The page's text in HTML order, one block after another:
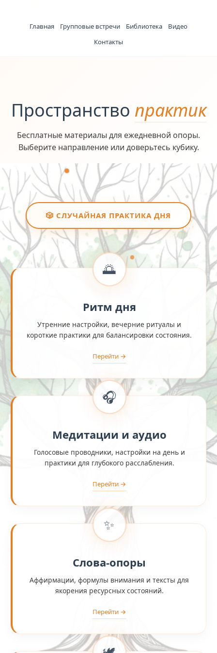
Главная Групповые встречи Библиотека
Видео
Контакты
Пространство практик
Бесплатные материалы для ежедневной опоры.
Выберите направление или доверьтесь кубику.
🎲 СЛУЧАЙНАЯ ПРАКТИКА ДНЯ
🌅
Ритм дня
Утренние настройки, вечерние ритуалы и
короткие практики для балансировки состояния.
Перейти →
🎧
Медитации и аудио
Голосовые проводники, настройки на день и
практики для глубокого расслабления.
Перейти →
✨
Слова-опоры
Аффирмации, формулы внимания и тексты для
якорения ресурсных состояний.
Перейти →